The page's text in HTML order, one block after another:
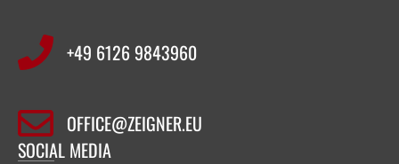
+49 6126 9843960‬
OFFICE@ZEIGNER.EU
SOCIAL MEDIA